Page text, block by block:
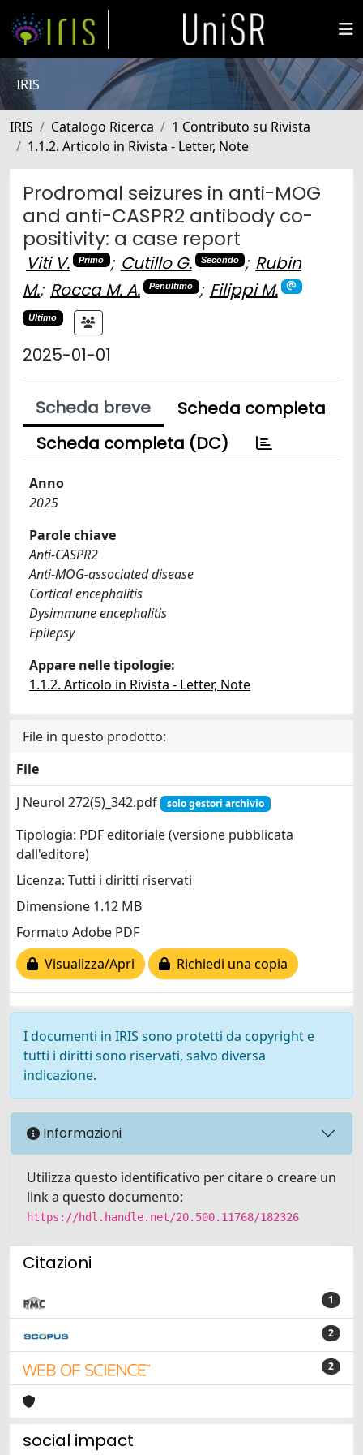
IRIS
IRIS Catalogo Ricerca
1 Contributo su Rivista
1.1.2. Articolo in Rivista - Letter, Note
Prodromal seizures in anti-MOG
and anti-CASPR2 antibody co-
positivity: a case report
Viti V. Primo ; Cutillo G. Secondo ; Rubin
M.; Rocca M. A. Penultimo ; Filippi M.
Ultimo
2025-01-01
Scheda breve
Scheda completa
Scheda completa (DC)
Anno
2025
Parole chiave
Anti-CASPR2
Anti-MOG-associated disease
Cortical encephalitis
Dysimmune encephalitis
Epilepsy
Appare nelle tipologie:
1.1.2. Articolo in Rivista - Letter, Note
File in questo prodotto:
File
J Neurol 272(5)_342.pdf
solo gestori archivio
Tipologia: PDF editoriale (versione pubblicata
dall'editore)
Licenza: Tutti i diritti riservati
Dimensione 1.12 MB
Formato Adobe PDF
Visualizza/Apri
Richiedi una copia
I documenti in IRIS sono protetti da copyright e
tutti i diritti sono riservati, salvo diversa
indicazione.
Informazioni
Utilizza questo identificativo per citare o creare un
link a questo documento:
https://hdl.handle.net/20.500.11768/182326
Citazioni
1
2
2
social impact